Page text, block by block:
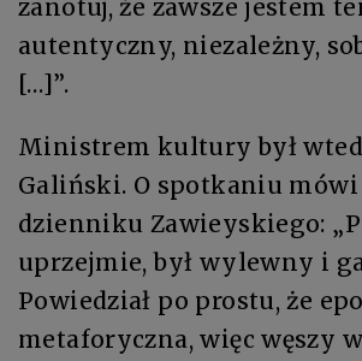
zanotuj, że zawsze jestem
autentyczny, niezależny,
[…]”.
Ministrem kultury był
Galiński. O spotkaniu
dzienniku Zawieyskiego:
uprzejmie, był wylewny i
Powiedział po prostu, że
metaforyczna, więc węszy